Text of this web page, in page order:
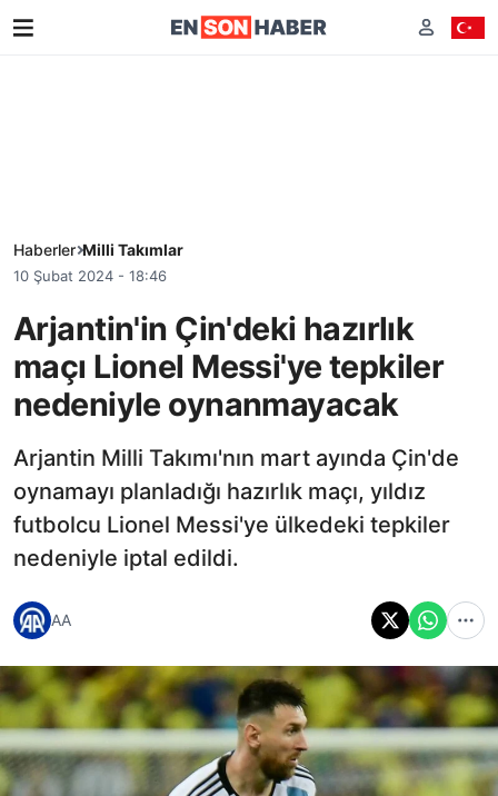
Haberler Milli Takımlar
10 Şubat 2024 - 18:46
Arjantin'in Çin'deki hazırlık
maçı Lionel Messi'ye tepkiler
nedeniyle oynanmayacak
Arjantin Milli Takımı'nın mart ayında Çin'de
oynamayı planladığı hazırlık maçı, yıldız
futbolcu Lionel Messi'ye ülkedeki tepkiler
nedeniyle iptal edildi.
AA